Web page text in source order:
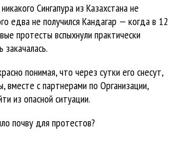
Сингапура из Казахстана не
едва не получился Кандагар — когда в 12
протесты вспыхнули практически
понимая, что через сутки его снесут,
вместе с партнерами по Организации,
из опасной ситуации.
почву для протестов?